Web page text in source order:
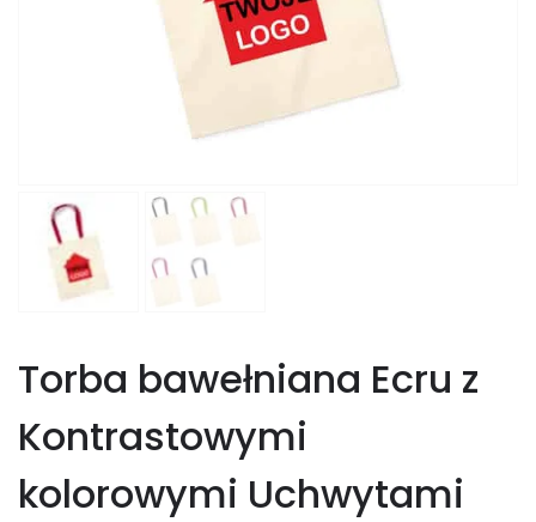
Torba bawełniana Ecru z
Kontrastowymi
kolorowymi Uchwytami